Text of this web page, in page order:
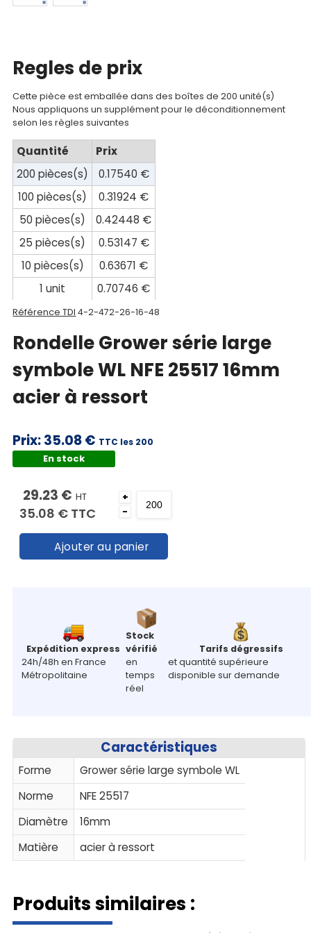
panier
Contact
Regles de prix
Cette pièce est emballée dans des boîtes de 200 unité(s)
Nous appliquons un supplément pour le déconditionnement
selon les règles suivantes
Quantité
Prix
200 pièces(s)
0.17540 €
100 pièces(s)
0.31924 €
50 pièces(s)
0.42448 €
25 pièces(s)
0.53147 €
10 pièces(s)
0.63671 €
1 unit
0.70746 €
Référence TDI 4-2-472-26-16-48
Rondelle Grower série large
symbole WL NFE 25517 16mm
acier à ressort
Prix:35.08 € TTC les 200
En stock
29.23 € HT
35.08 € TTC
+
-
Ajouter au panier
Expédition express
24h/48h en France
Métropolitaine
Stock
vérifié
en
temps
réel
Tarifs dégressifs
et quantité supérieure
disponible sur demande
Caractéristiques
Forme
Grower série large symbole WL
Norme
NFE 25517
Diamètre
16mm
Matière
acier à ressort
Produits similaires :